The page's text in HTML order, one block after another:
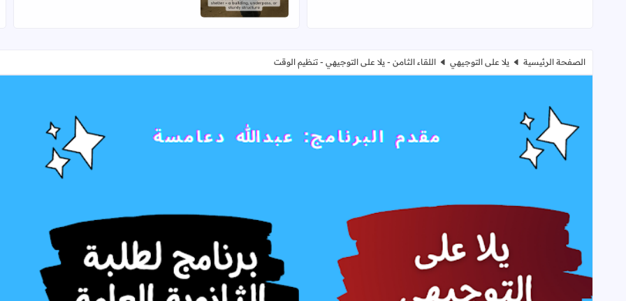
الصفحة الرئيسية يلا على التوجيهي اللقاء الثامن - يلا على التوجيهي - تنظيم الوقت
اللقاء الثامن - يلا على التوجيهي - تنظيم الوقت